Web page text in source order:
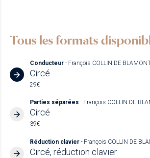
Tous les formats
Conducteur - François COLLIN DE
Circé
29€
Parties séparées - François COLLIN DE
Circé
39€
Réduction clavier - François COLLIN DE
Circé, réduction clavier